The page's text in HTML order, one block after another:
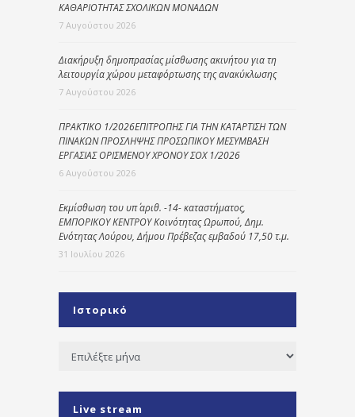
ΚΑΘΑΡΙΟΤΗΤΑΣ ΣΧΟΛΙΚΩΝ ΜΟΝΑΔΩΝ
7 Αυγούστου 2026
Διακήρυξη δημοπρασίας μίσθωσης ακινήτου για τη
λειτουργία χώρου μεταφόρτωσης της ανακύκλωσης
7 Αυγούστου 2026
ΠΡΑΚΤΙΚΟ 1/2026ΕΠΙΤΡΟΠΗΣ ΓΙΑ ΤΗΝ ΚΑΤΑΡΤΙΣΗ ΤΩΝ
ΠΙΝΑΚΩΝ ΠΡΟΣΛΗΨΗΣ ΠΡΟΣΩΠΙΚΟΥ ΜΕΣΥΜΒΑΣΗ
ΕΡΓΑΣΙΑΣ ΟΡΙΣΜΕΝΟΥ ΧΡΟΝΟΥ ΣΟΧ 1/2026
6 Αυγούστου 2026
Εκμίσθωση του υπ΄ αριθ. -14- καταστήματος,
ΕΜΠΟΡΙΚΟΥ ΚΕΝΤΡΟΥ Κοινότητας Ωρωπού, Δημ.
Ενότητας Λούρου, Δήμου Πρέβεζας εμβαδού 17,50 τ.μ.
31 Ιουλίου 2026
Ιστορικό
Ιστορικό
Live stream